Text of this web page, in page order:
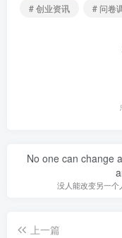
# 创业资讯
# 问卷
No one can change
没人能改变另一
上一篇